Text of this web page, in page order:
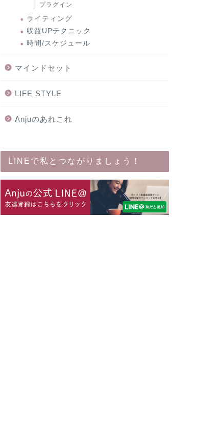
プラグイン
ライティング
収益UPテクニック
時間/スケジュール
マインドセット
LIFE STYLE
Anjuのあれこれ
LINEで私とつながりましょう！